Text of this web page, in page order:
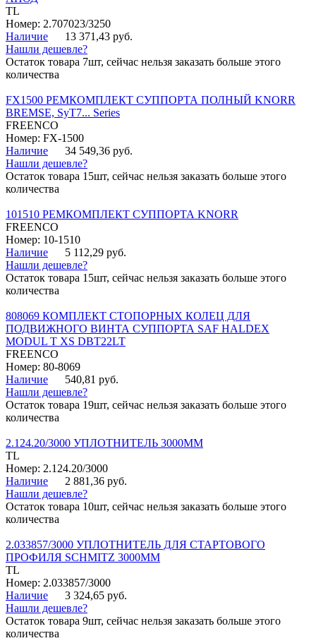
TL
Номер: 2.707023/3250
Наличие
13 371,43 руб.
Нашли дешевле?
Остаток товара 7шт, сейчас нельзя заказать больше этого
количества
FX1500 РЕМКОМПЛЕКТ СУППОРТА ПОЛНЫЙ KNORR
BREMSE, SyT7... Series
FREENCO
Номер: FX-1500
Наличие
34 549,36 руб.
Нашли дешевле?
Остаток товара 15шт, сейчас нельзя заказать больше этого
количества
101510 РЕМКОМПЛЕКТ СУППОРТА KNORR
FREENCO
Номер: 10-1510
Наличие
5 112,29 руб.
Нашли дешевле?
Остаток товара 15шт, сейчас нельзя заказать больше этого
количества
808069 КОМПЛЕКТ СТОПОРНЫХ КОЛЕЦ ДЛЯ
ПОДВИЖНОГО ВИНТА СУППОРТА SAF HALDEX
MODUL T XS DBT22LT
FREENCO
Номер: 80-8069
Наличие
540,81 руб.
Нашли дешевле?
Остаток товара 19шт, сейчас нельзя заказать больше этого
количества
2.124.20/3000 УПЛОТНИТЕЛЬ 3000ММ
TL
Номер: 2.124.20/3000
Наличие
2 881,36 руб.
Нашли дешевле?
Остаток товара 10шт, сейчас нельзя заказать больше этого
количества
2.033857/3000 УПЛОТНИТЕЛЬ ДЛЯ СТАРТОВОГО
ПРОФИЛЯ SCHMITZ 3000ММ
TL
Номер: 2.033857/3000
Наличие
3 324,65 руб.
Нашли дешевле?
Остаток товара 9шт, сейчас нельзя заказать больше этого
количества